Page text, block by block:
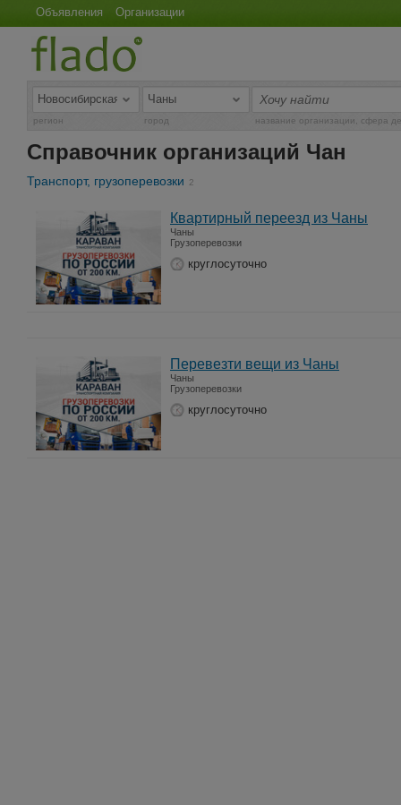
Объявления Организации
регион город название организации, сфера
Справочник организаций Чан
Транспорт, грузоперевозки 2
Квартирный переезд из Чаны
Чаны
Грузоперевозки
круглосуточно
Перевезти вещи из Чаны
Чаны
Грузоперевозки
круглосуточно